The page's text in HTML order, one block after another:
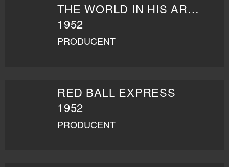
THE WORLD IN HIS ARMS
1952
PRODUCENT
RED BALL EXPRESS
1952
PRODUCENT